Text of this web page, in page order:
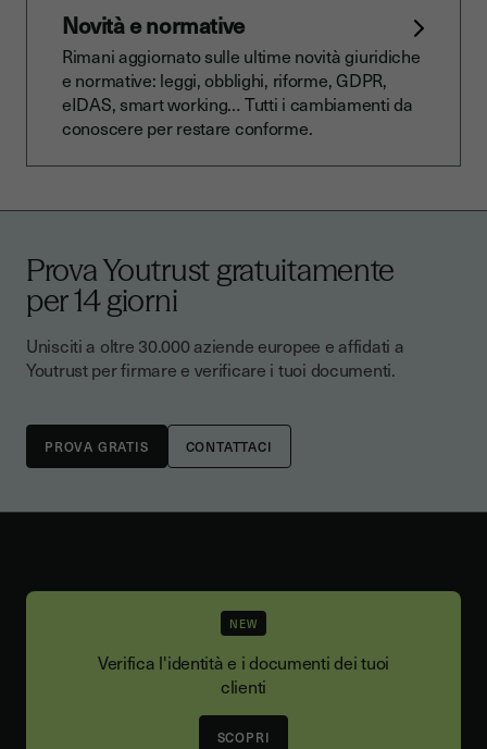
Novità e normative
Rimani aggiornato sulle ultime novità giuridiche
e normative: leggi, obblighi, riforme, GDPR,
eIDAS, smart working… Tutti i cambiamenti da
conoscere per restare conforme.
Prova Youtrust gratuitamente
per 14 giorni
Unisciti a oltre 30.000 aziende europee e affidati a
Youtrust per firmare e verificare i tuoi documenti.
CONTATTACI
NEW
Verifica l'identità e i documenti dei tuoi
clienti
SCOPRI